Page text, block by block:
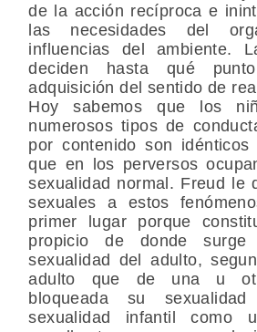
de la acción recíproca e
las necesidades del
influencias del ambiente.
deciden hasta qué
adquisición del sentido de
Hoy sabemos que los
numerosos tipos de
por contenido son
que en los perversos
sexualidad normal. Freud le
sexuales a estos
primer lugar porque
propicio de donde
sexualidad del adulto,
adulto que de una u
bloqueada su
sexualidad infantil como